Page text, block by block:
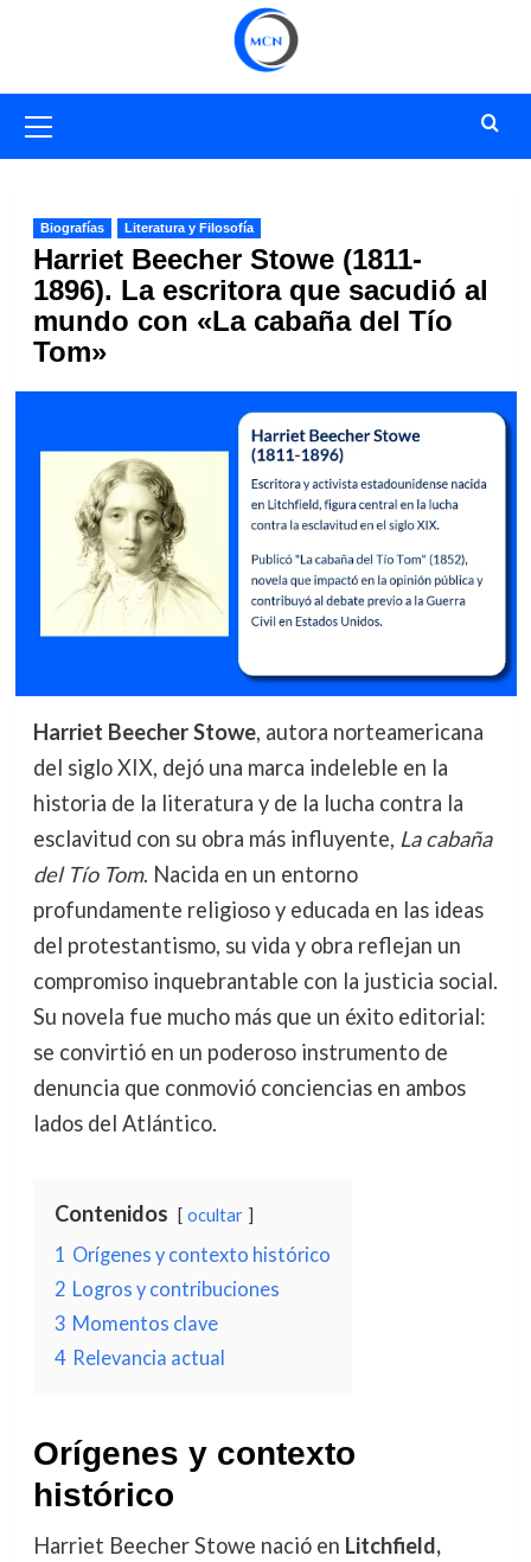
primario
Biografías Literatura y Filosofía
Harriet Beecher Stowe (1811-
1896). La escritora que sacudió al
mundo con «La cabaña del Tío
Tom»
Harriet Beecher Stowe, autora norteamericana
del siglo XIX, dejó una marca indeleble en la
historia de la literatura y de la lucha contra la
esclavitud con su obra más influyente, La cabaña
del Tío Tom. Nacida en un entorno
profundamente religioso y educada en las ideas
del protestantismo, su vida y obra reflejan un
compromiso inquebrantable con la justicia social.
Su novela fue mucho más que un éxito editorial:
se convirtió en un poderoso instrumento de
denuncia que conmovió conciencias en ambos
lados del Atlántico.
Contenidos ocultar
1 Orígenes y contexto histórico
2 Logros y contribuciones
3 Momentos clave
4 Relevancia actual
Orígenes y contexto
histórico
Harriet Beecher Stowe nació en Litchfield,